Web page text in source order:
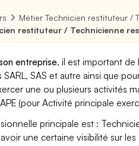
Métier Technicien restituteur /
restituteur / Technicienne
entreprise, il est important
SARL, SAS et autre ainsi que
une ou plusieurs activités
(pour Activité principale
principale est :
une certaine visibilité sur